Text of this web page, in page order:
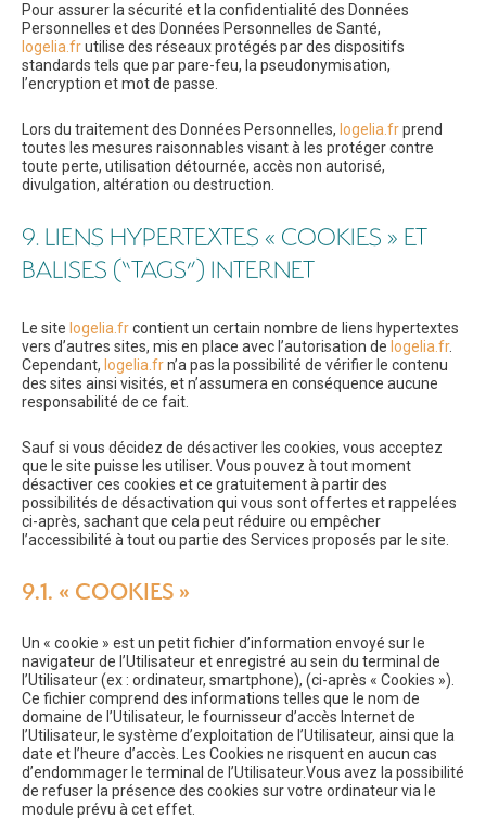
Pour assurer la sécurité et la confidentialité des Données
Personnelles et des Données Personnelles de Santé,
logelia.frutilise des réseaux protégés par des dispositifs
standards tels que par pare-feu, la pseudonymisation,
l’encryption et mot de passe.
Lors du traitement des Données Personnelles, logelia.frprend
toutes les mesures raisonnables visant à les protéger contre
toute perte, utilisation détournée, accès non autorisé,
divulgation, altération ou destruction.
9. LIENS HYPERTEXTES « COOKIES » ET
BALISES (“TAGS”) INTERNET
Le site logelia.frcontient un certain nombre de liens hypertextes
vers d’autres sites, mis en place avec l’autorisation de logelia.fr.
Cependant, logelia.frn’a pas la possibilité de vérifier le contenu
des sites ainsi visités, et n’assumera en conséquence aucune
responsabilité de ce fait.
Sauf si vous décidez de désactiver les cookies, vous acceptez
que le site puisse les utiliser. Vous pouvez à tout moment
désactiver ces cookies et ce gratuitement à partir des
possibilités de désactivation qui vous sont offertes et rappelées
ci-après, sachant que cela peut réduire ou empêcher
l’accessibilité à tout ou partie des Services proposés par le site.
9.1. « COOKIES »
Un « cookie » est un petit fichier d’information envoyé sur le
navigateur de l’Utilisateur et enregistré au sein du terminal de
l’Utilisateur (ex : ordinateur, smartphone), (ci-après « Cookies »).
Ce fichier comprend des informations telles que le nom de
domaine de l’Utilisateur, le fournisseur d’accès Internet de
l’Utilisateur, le système d’exploitation de l’Utilisateur, ainsi que la
date et l’heure d’accès. Les Cookies ne risquent en aucun cas
d’endommager le terminal de l’Utilisateur.Vous avez la possibilité
de refuser la présence des cookies sur votre ordinateur via le
module prévu à cet effet.